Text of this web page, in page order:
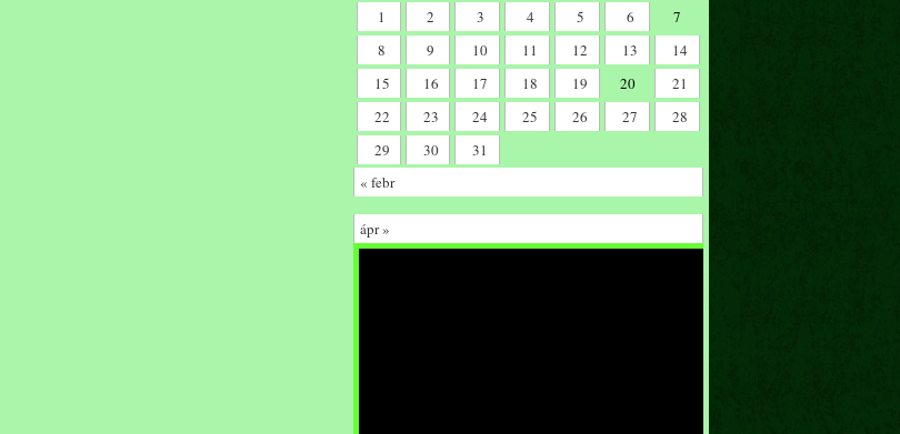
1 2 3 4 5 6
7
8
9 10 11 12 13
14
15
16 17 18 19 20
21
22
23 24 25 26 27
28
29
30
31
« febr
ápr »